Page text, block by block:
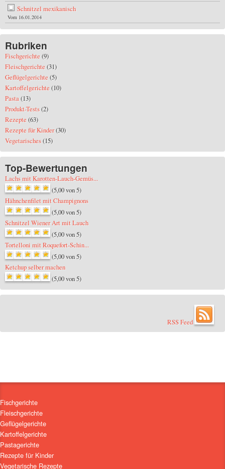
Schnitzel mexikanisch
Vom 16.01.2014
Rubriken
Fischgerichte(9)
Fleischgerichte(31)
Geflügelgerichte(5)
Kartoffelgerichte(10)
Pasta(13)
Produkt-Tests(2)
Rezepte(63)
Rezepte für Kinder(30)
Vegetarisches(15)
Top-Bewertungen
Lachs mit Karotten-Lauch-Gemüs...
(5,00 von 5)
Hähnchenfilet mit Champignons
(5,00 von 5)
Schnitzel Wiener Art mit Lauch
(5,00 von 5)
Tortelloni mit Roquefort-Schin...
(5,00 von 5)
Ketchup selber machen
(5,00 von 5)
RSS Feed
Fischgerichte
Fleischgerichte
Geflügelgerichte
Kartoffelgerichte
Pastagerichte
Rezepte für Kinder
Vegetarische Rezepte